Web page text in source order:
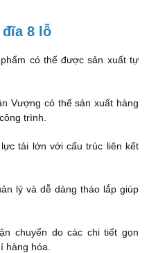
8 lỗ
có thể được sản xuất tự
Vượng có thể sản xuất hàng
trình.
tải lớn với cấu trúc liên kết
lý và dễ dàng tháo lắp giúp
chuyển do các chi tiết gọn
hàng hóa.